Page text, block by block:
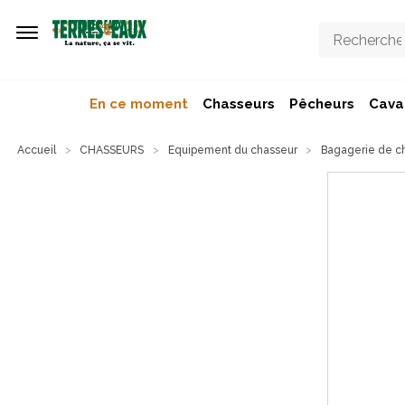
En ce moment Chasseurs Pêcheurs
Accueil CHASSEURS Equipement du chasseur Bagagerie de